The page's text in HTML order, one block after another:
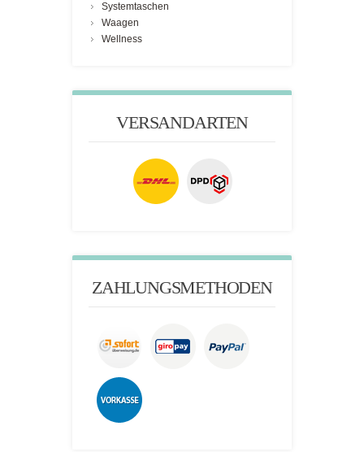
Systemtaschen
Waagen
Wellness
VERSANDARTEN
ZAHLUNGSMETHODEN